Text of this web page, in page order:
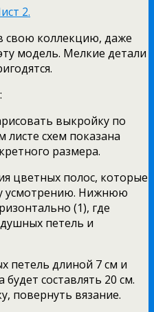
2.
свою коллекцию, даже
модель. Мелкие детали
выкройку по
схем показана
размера.
цветных полос, которые
усмотрению. Нижнюю
(1), где
петель и
петель длиной 7 см и
составлять 20 см.
повернуть вязание.